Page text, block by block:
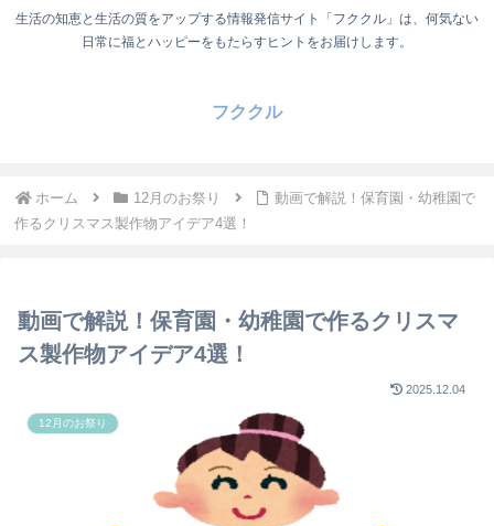
生活の知恵と生活の質をアップする情報発信サイト「フククル」は、何気ない
日常に福とハッピーをもたらすヒントをお届けします。
フククル
ホーム 12月のお祭り
動画で解説！保育園・幼稚園で
作るクリスマス製作物アイデア4選！
動画で解説！保育園・幼稚園で作るクリスマ
ス製作物アイデア4選！
2025.12.04
12月のお祭り